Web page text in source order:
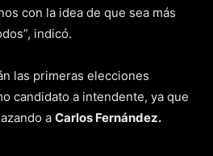
con la idea de que sea más
indicó.
las primeras elecciones
candidato a intendente, ya que
a Carlos Fernández.